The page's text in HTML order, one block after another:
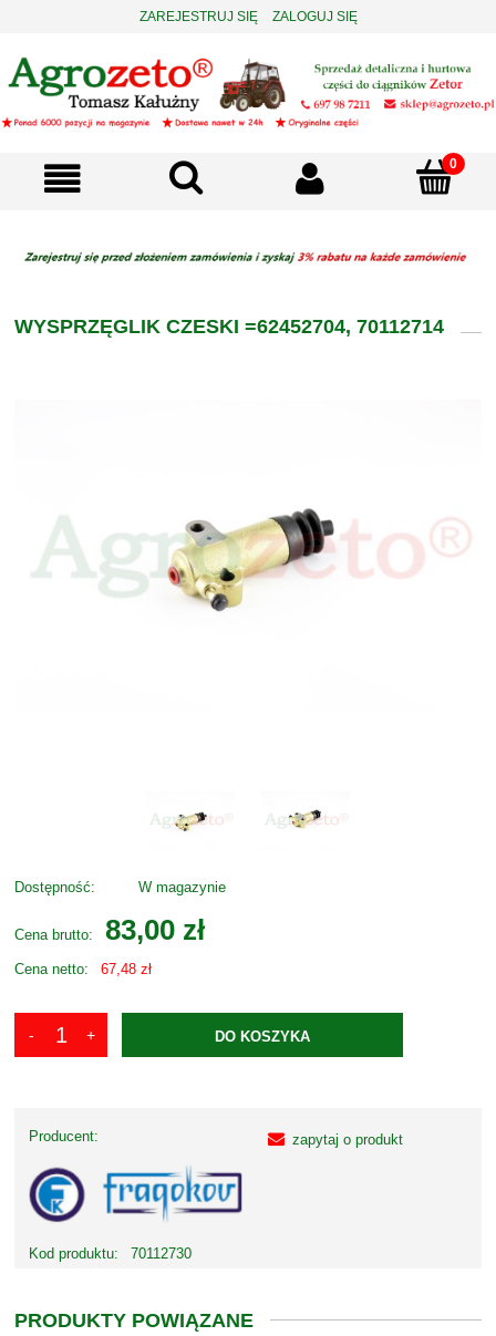
ZAREJESTRUJ SIĘ ZALOGUJ SIĘ
WYSPRZĘGLIK CZESKI =62452704, 70112714
Dostępność: W magazynie
Cena brutto: 83,00 zł
Cena netto: 67,48 zł
DO KOSZYKA
Producent:
Kod produktu: 70112730
zapytaj o produkt
PRODUKTY POWIĄZANE